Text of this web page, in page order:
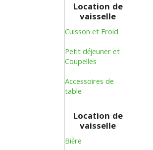
Location de
vaisselle
Cuisson et Froid
Petit déjeuner et
Coupelles
Accessoires de
table
Location de
vaisselle
Bière